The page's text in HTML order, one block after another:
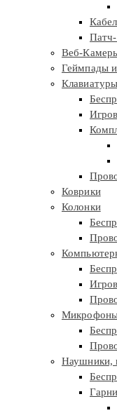
Веб-
Геймпады
Клавиатуры
Коврики
Колонки
Наушники,